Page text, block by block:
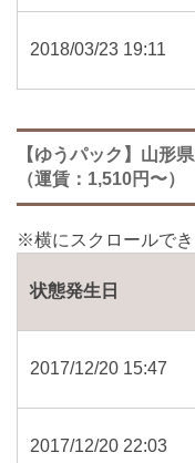
2018/03/23 19:11
【ゆうパック】山形
（運賃：1,510円〜）
状態発生日
2017/12/20 15:47
2017/12/20 22:03